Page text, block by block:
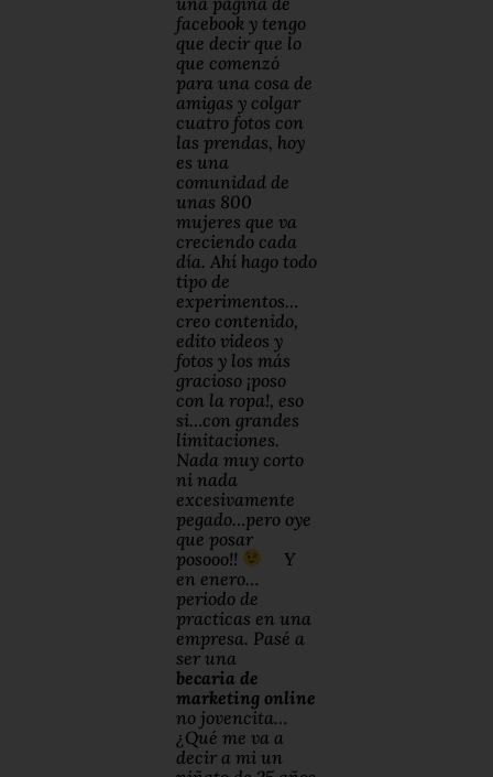
facebook y tengo
que decir que lo
que comenzó
para una cosa de
amigas y colgar
cuatro fotos con
las prendas, hoy
es una
comunidad de
unas 800
mujeres que va
creciendo cada
día. Ahí hago todo
tipo de
experimentos…
creo contenido,
edito videos y
fotos y los más
gracioso ¡poso
con la ropa!, eso
si…con grandes
limitaciones.
Nada muy corto
ni nada
excesivamente
pegado…pero oye
que posar
posooo!!
Y
en enero…
periodo de
practicas en una
empresa. Pasé a
ser una
becaria de
marketing online
no jovencita…
¿Qué me va a
decir a mi un